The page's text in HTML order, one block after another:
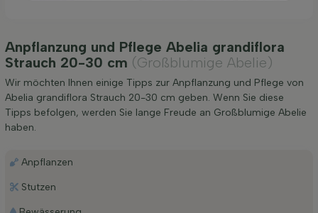
Anpflanzung und Pflege Abelia grandiflora
Strauch 20-30 cm (Großblumige Abelie)
Wir möchten Ihnen einige Tipps zur Anpflanzung und Pflege von
Abelia grandiflora Strauch 20-30 cm geben. Wenn Sie diese
Tipps befolgen, werden Sie lange Freude an Großblumige Abelie
haben.
Anpflanzen
Stutzen